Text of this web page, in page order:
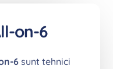
on-6
6sunt tehnici